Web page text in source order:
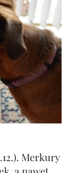
Merkury